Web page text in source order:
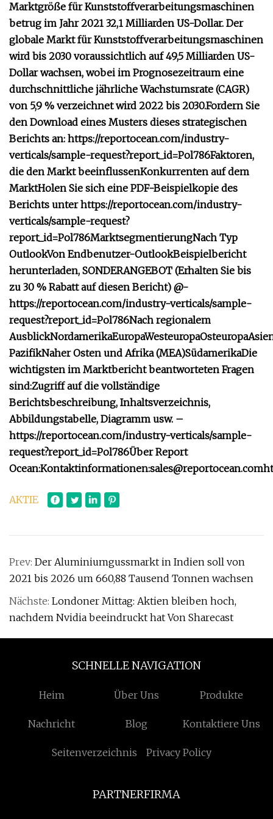
Marktgröße für Kunststoffverarbeitungsmaschinen
betrug im Jahr 2021 32,1 Milliarden US-Dollar. Der
globale Markt für Kunststoffverarbeitungsmaschinen
wird bis 2030 voraussichtlich auf 49,5 Milliarden US-
Dollar wachsen, wobei im Prognosezeitraum eine
durchschnittliche jährliche Wachstumsrate (CAGR)
von 5,9 % verzeichnet wird 2022 bis 2030.Fordern Sie
den Download eines Musters dieses strategischen
Berichts an: https://reportocean.com/industry-
verticals/sample-request?report_id=Pol786Faktoren,
die den Markt beeinflussenKonkurrenten auf dem
MarktHolen Sie sich eine PDF-Beispielkopie des
Berichts unter https://reportocean.com/industry-
verticals/sample-request?
report_id=Pol786MarktsegmentierungNach Typ
OutlookVon Endbenutzer-OutlookBeispielbericht
herunterladen, SONDERANGEBOT (Erhalten Sie bis
zu 30 % Rabatt auf diesen Bericht) @-
https://reportocean.com/industry-verticals/sample-
request?report_id=Pol786Nach regionalem
AusblickNordamerikaEuropaWesteuropaOsteuropa
PazifikNaher Osten und Afrika (MEA)SüdamerikaDie
wichtigsten im Marktbericht beantworteten Fragen
sind:Zugriff auf die vollständige
Berichtsbeschreibung, Inhaltsverzeichnis,
Abbildungstabelle, Diagramm usw. –
https://reportocean.com/industry-verticals/sample-
request?report_id=Pol786Über Report
Ocean:Kontaktinformationen:sales@reportocean.com
AKTIE
Prev: Der Aluminiumgussmarkt in Indien soll von
2021 bis 2026 um 660,88 Tausend Tonnen wachsen
Nächste: Londoner Mittag: Aktien bleiben hoch,
nachdem Nvidia beeindruckt hat Von Sharecast
SCHNELLE NAVIGATION
Heim Über Uns Produkte
Nachricht Blog Kontaktiere Uns
Seitenverzeichnis Privacy Policy
PARTNERFIRMA